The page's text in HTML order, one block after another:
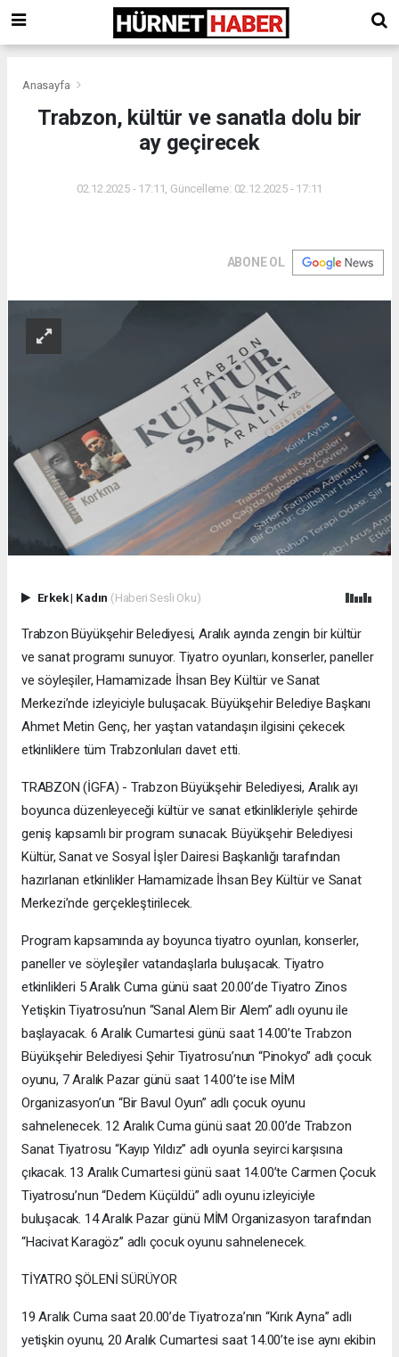
Anasayfa
Trabzon, kültür ve sanatla dolu bir
ay geçirecek
02.12.2025 - 17:11, Güncelleme: 02.12.2025 - 17:11
ABONE OL
Erkek| Kadın (Haberi Sesli Oku)
Trabzon Büyükşehir Belediyesi, Aralık ayında zengin bir kültür
ve sanat programı sunuyor. Tiyatro oyunları, konserler, paneller
ve söyleşiler, Hamamizade İhsan Bey Kültür ve Sanat
Merkezi’nde izleyiciyle buluşacak. Büyükşehir Belediye Başkanı
Ahmet Metin Genç, her yaştan vatandaşın ilgisini çekecek
etkinliklere tüm Trabzonluları davet etti.
TRABZON (İGFA) - Trabzon Büyükşehir Belediyesi, Aralık ayı
boyunca düzenleyeceği kültür ve sanat etkinlikleriyle şehirde
geniş kapsamlı bir program sunacak. Büyükşehir Belediyesi
Kültür, Sanat ve Sosyal İşler Dairesi Başkanlığı tarafından
hazırlanan etkinlikler Hamamizade İhsan Bey Kültür ve Sanat
Merkezi’nde gerçekleştirilecek.
Program kapsamında ay boyunca tiyatro oyunları, konserler,
paneller ve söyleşiler vatandaşlarla buluşacak. Tiyatro
etkinlikleri 5 Aralık Cuma günü saat 20.00’de Tiyatro Zinos
Yetişkin Tiyatrosu’nun “Sanal Alem Bir Alem” adlı oyunu ile
başlayacak. 6 Aralık Cumartesi günü saat 14.00’te Trabzon
Büyükşehir Belediyesi Şehir Tiyatrosu’nun “Pinokyo” adlı çocuk
oyunu, 7 Aralık Pazar günü saat 14.00’te ise MİM
Organizasyon’un “Bir Bavul Oyun” adlı çocuk oyunu
sahnelenecek. 12 Aralık Cuma günü saat 20.00’de Trabzon
Sanat Tiyatrosu “Kayıp Yıldız” adlı oyunla seyirci karşısına
çıkacak. 13 Aralık Cumartesi günü saat 14.00’te Carmen Çocuk
Tiyatrosu’nun “Dedem Küçüldü” adlı oyunu izleyiciyle
buluşacak. 14 Aralık Pazar günü MİM Organizasyon tarafından
“Hacivat Karagöz” adlı çocuk oyunu sahnelenecek.
TİYATRO ŞÖLENİ SÜRÜYOR
19 Aralık Cuma saat 20.00’de Tiyatroza’nın “Kırık Ayna” adlı
yetişkin oyunu, 20 Aralık Cumartesi saat 14.00’te ise aynı ekibin